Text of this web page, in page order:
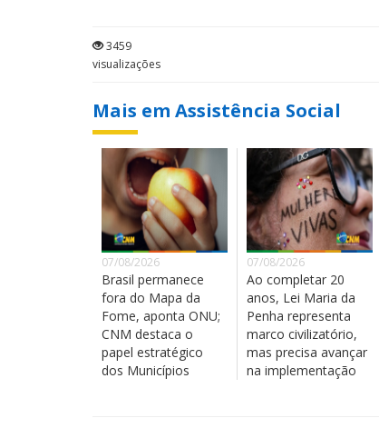
3459
visualizações
Mais em Assistência Social
07/08/2026
Brasil permanece
fora do Mapa da
Fome, aponta ONU;
CNM destaca o
papel estratégico
dos Municípios
07/08/2026
Ao completar 20
anos, Lei Maria da
Penha representa
marco civilizatório,
mas precisa avançar
na implementação